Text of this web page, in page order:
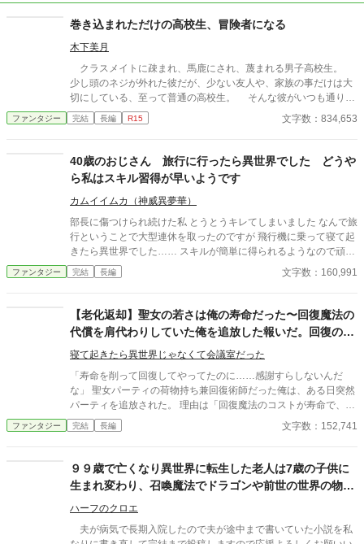
巻き込まれただけの高校生、冒険者になる
木下美月
クラスメイトに疎まれ、馬鹿にされ、蔑まれる男子高校生。
少し頭のネジが外れた彼だが、少ない友人や、家族の事だけは大
切にしている、至って普通の高校生。 そんな彼がいつも通りの
日常を送っていると、唐突に地面に穴が開き迷宮に落とされてし
まう。 そこで出会った仲間と共に外を目指すが、数々の困難に
な悩みを抱えながら異世界を歩き、家族との再会を望む成長の物
語。
ファンタジー 完結 長編 R15 文字数：834,653
40歳のおじさん 旅行に行ったら異世界でした どうや
ら私はスキル習得が早いようです
カムイイムカ（神威異夢華）
部長に傷つけられ続けた私 とうとうキレてしまいました なんで旅
行ということで大型連休を取ったのですが 飛行機に乗って寝て起
きたら異世界でした…… スキルが簡単に得られるようなので頑張
っていきます
ファンタジー 完結 長編 文字数：160,991
【老化返却】聖女の若さは俺の寿命だった〜回復魔法の
代償を肩代わりしていた俺を追放した報いだ。回復のた
びに毛が抜け、骨がスカスカになるが良い〜
寝て起きたら異世界じゃなくて会議室だった
「寿命を削って回復してやってたのに……感謝すらしないんだ
な」 聖女パーティの荷物持ち兼回復術師だった俺は、ある日突然
パーティを追放された。 理由は「回復魔法のコストが寿命で、も
うすぐ死ぬ無能はいらない」という勝手な思い込み。 だが、彼ら
は知らなかった。 俺の正体が、この世界の生命を司る世界樹の根
にいたからこそ、彼らは「若さ」と「健康」を維持できていたの
だ。 「俺がいなくなったら、誰が君たちの老化を止めるの？」 俺
がいなくなった途端、聖女たちの身体に異変が起きる。 回復魔法
を唱えるたびに、自慢の金髪はバサバサと抜け落ち、肌は土色
に。 若さに溺れていた彼女たちは、骨がスカスカになり、杖なし
では歩けない老婆のような姿へと変わり果てていく。 一方、解放
ファンタジー 完結 長編 文字数：152,741
９９歳で亡くなり異世界に転生した老人は7歳の子供に
生まれ変わり、召喚魔法でドラゴンや前世の世界の物を
召喚して世界を変える
ハーフのクロエ
夫が病気で長期入院したので夫が途中まで書いていた小説を私